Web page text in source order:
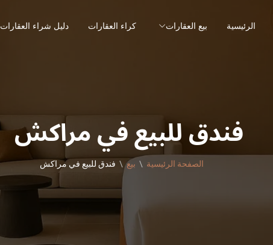
الرئيسية بيع العقارات كراء العقارات دليل شراء العقارات
فندق للبيع في مراكش
الصفحة الرئيسية بيع فندق للبيع في مراكش